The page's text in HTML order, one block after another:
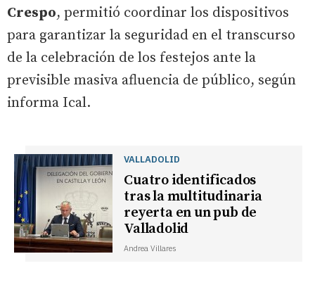
Crespo, permitió coordinar los dispositivos
para garantizar la seguridad en el transcurso
de la celebración de los festejos ante la
previsible masiva afluencia de público, según
informa Ical.
VALLADOLID
Cuatro identificados
tras la multitudinaria
reyerta en un pub de
Valladolid
Andrea Villares